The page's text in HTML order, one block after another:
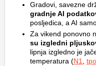
Gradovi, savezne
gradnje AI
posljedica, a AI
Za vikend ponovno
su izgledni
lipnja izgledno je
temperatura (N1